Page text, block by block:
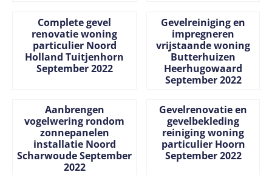
Complete gevel
renovatie woning
particulier Noord
Holland Tuitjenhorn
September 2022
Gevelreiniging en
impregneren
vrijstaande woning
Butterhuizen
Heerhugowaard
September 2022
Aanbrengen
vogelwering rondom
zonnepanelen
installatie Noord
Scharwoude September
2022
Gevelrenovatie en
gevelbekleding
reiniging woning
particulier Hoorn
September 2022